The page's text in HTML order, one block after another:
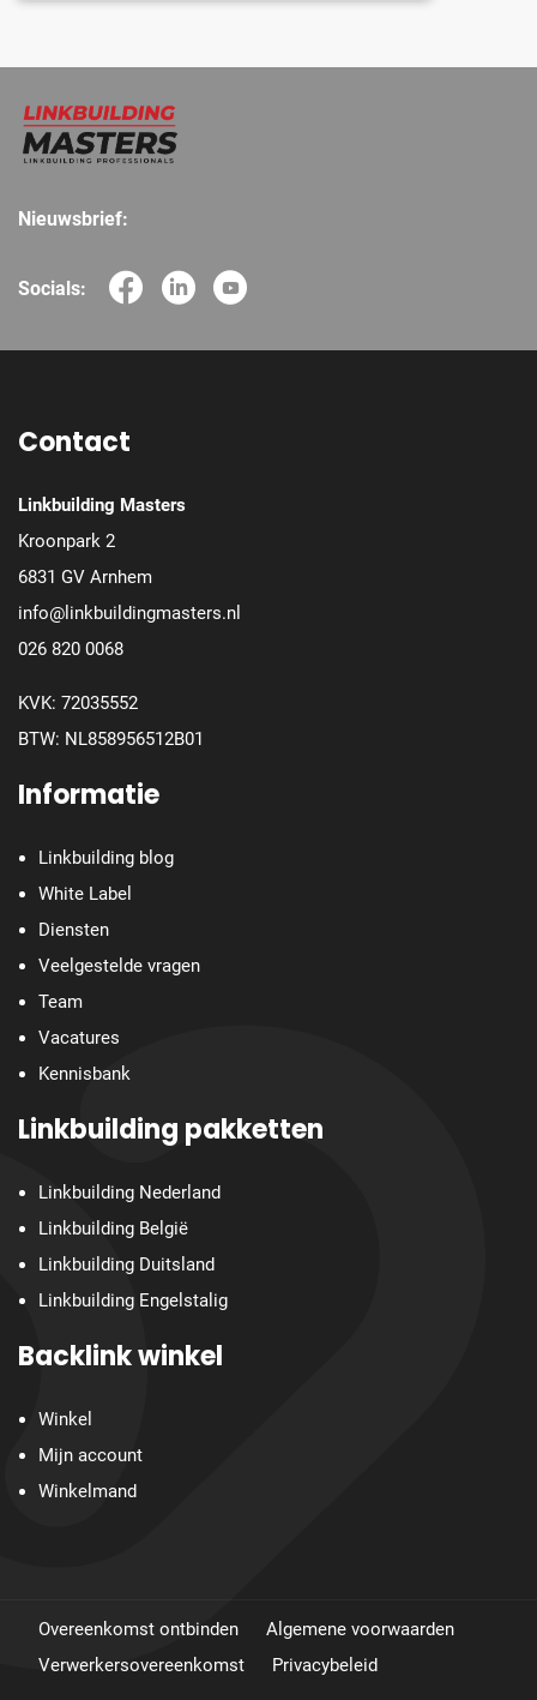
Nieuwsbrief:
Socials:
Contact
Linkbuilding Masters
Kroonpark 2
6831 GV Arnhem
info@linkbuildingmasters.nl
026 820 0068
KVK: 72035552
BTW: NL858956512B01
Informatie
Linkbuilding blog
White Label
Diensten
Veelgestelde vragen
Team
Vacatures
Kennisbank
Linkbuilding pakketten
Linkbuilding Nederland
Linkbuilding België
Linkbuilding Duitsland
Linkbuilding Engelstalig
Backlink winkel
Winkel
Mijn account
Winkelmand
Overeenkomst ontbinden
Algemene voorwaarden
Verwerkersovereenkomst
Privacybeleid